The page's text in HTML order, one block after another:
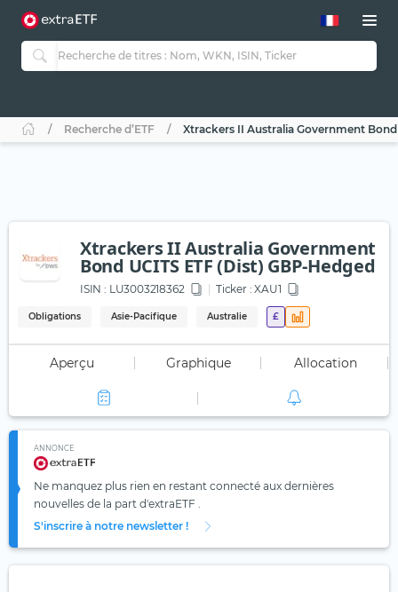
Recherche d’ETF Xtrackers II Australia Government Bond
Xtrackers II Australia Government
Bond UCITS ETF (Dist) GBP-Hedged
ISIN : LU3003218362 Ticker : XAU1
Obligations Asie-Pacifique Australie £
Aperçu Graphique Allocation
ANNONCE
Ne manquez plus rien en restant connecté aux dernières
nouvelles de la part d'extraETF .
S'inscrire à notre newsletter !